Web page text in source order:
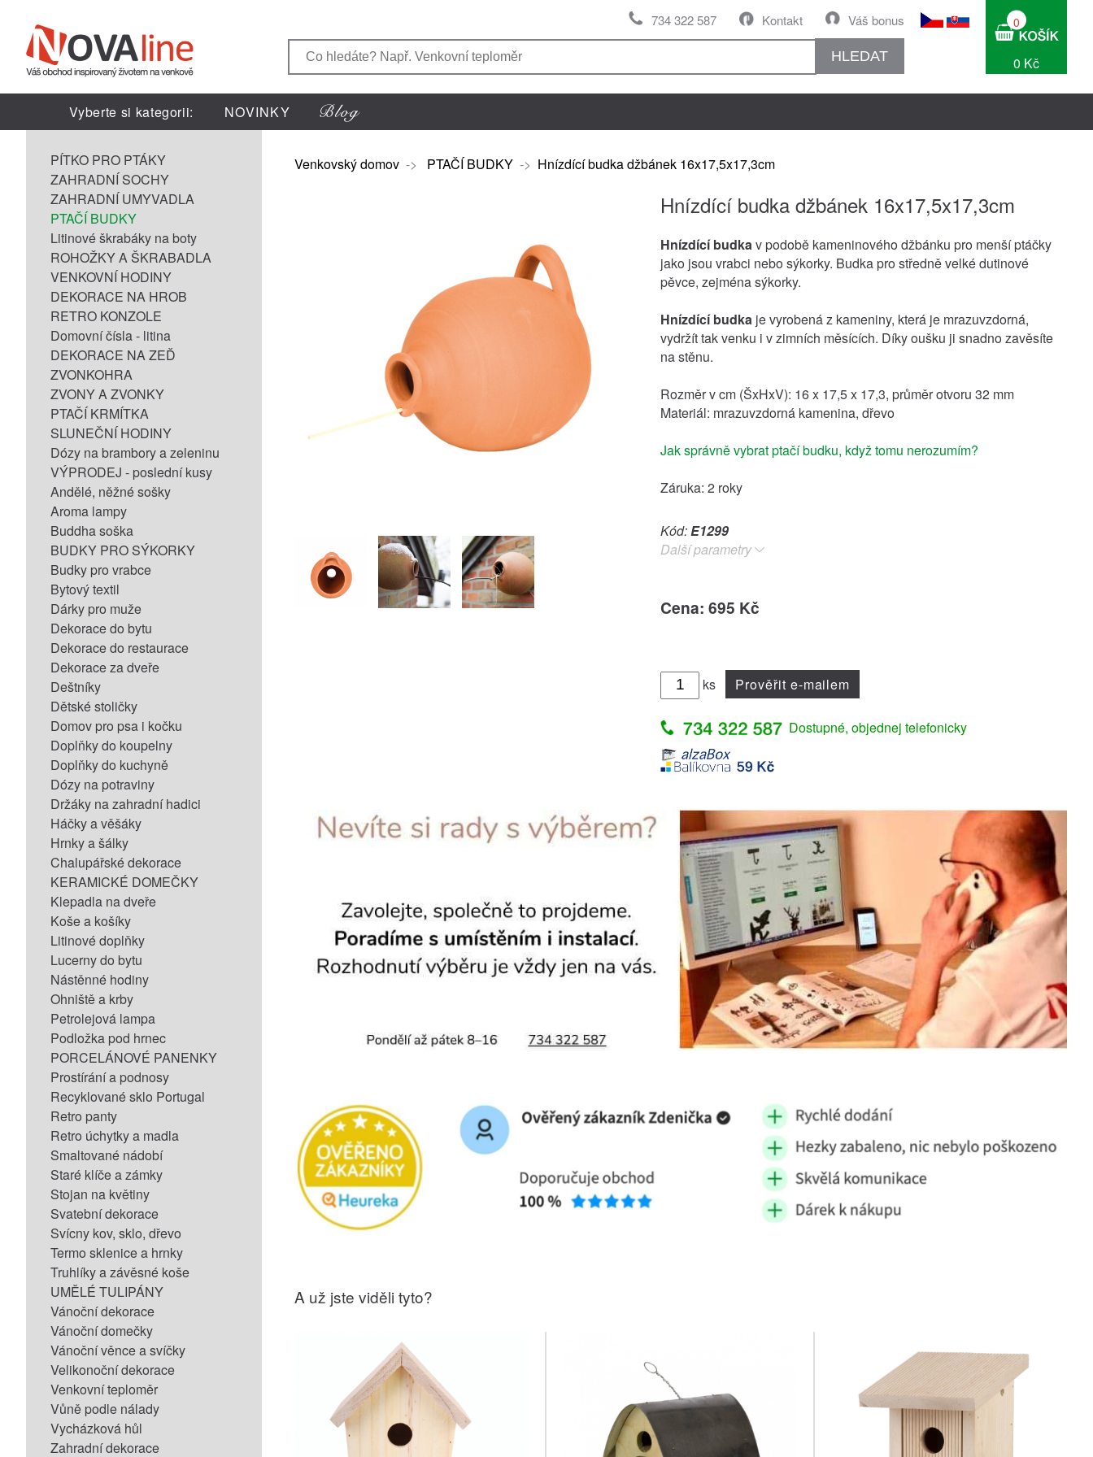
Váš bonus
Kontakt
734 322 587
HLEDAT
0
0 Kč
Vyberte si kategorii: NOVINKY
PÍTKO PRO PTÁKY
ZAHRADNÍ SOCHY
ZAHRADNÍ UMYVADLA
PTAČÍ BUDKY
Litinové škrabáky na boty
ROHOŽKY A ŠKRABADLA
VENKOVNÍ HODINY
DEKORACE NA HROB
RETRO KONZOLE
Domovní čísla - litina
DEKORACE NA ZEĎ
ZVONKOHRA
ZVONY A ZVONKY
PTAČÍ KRMÍTKA
SLUNEČNÍ HODINY
Dózy na brambory a zeleninu
VÝPRODEJ - poslední kusy
Andělé, něžné sošky
Aroma lampy
Buddha soška
BUDKY PRO SÝKORKY
Budky pro vrabce
Bytový textil
Dárky pro muže
Dekorace do bytu
Dekorace do restaurace
Dekorace za dveře
Deštníky
Dětské stoličky
Domov pro psa i kočku
Doplňky do koupelny
Doplňky do kuchyně
Dózy na potraviny
Držáky na zahradní hadici
Háčky a věšáky
Hrnky a šálky
Chalupářské dekorace
KERAMICKÉ DOMEČKY
Klepadla na dveře
Koše a košíky
Litinové doplňky
Lucerny do bytu
Nástěnné hodiny
Ohniště a krby
Petrolejová lampa
Podložka pod hrnec
PORCELÁNOVÉ PANENKY
Prostírání a podnosy
Recyklované sklo Portugal
Retro panty
Retro úchytky a madla
Smaltované nádobí
Staré klíče a zámky
Stojan na květiny
Svatební dekorace
Svícny kov, sklo, dřevo
Termo sklenice a hrnky
Truhlíky a závěsné koše
UMĚLÉ TULIPÁNY
Vánoční dekorace
Vánoční domečky
Vánoční věnce a svíčky
Velikonoční dekorace
Venkovní teploměr
Vůně podle nálady
Vycházková hůl
Zahradní dekorace
Venkovský domov -> PTAČÍ BUDKY -> Hnízdící budka džbánek 16x17,5x17,3cm
Hnízdící budka džbánek 16x17,5x17,3cm
Hnízdící budkav podobě kameninového džbánku pro menší ptáčky
jako jsou vrabci nebo sýkorky. Budka pro středně velké dutinové
pěvce, zejména sýkorky.
Hnízdící budka je vyrobená z kameniny, která je mrazuvzdorná,
vydržít tak venku i v zimních měsících. Díky oušku ji snadno zavěsíte
na stěnu.
Rozměr v cm (ŠxHxV): 16 x 17,5 x 17,3, průměr otvoru 32 mm
Materiál: mrazuvzdorná kamenina, dřevo
Jak správně vybrat ptačí budku, když tomu nerozumím?
Záruka: 2 roky
Kód:E1299
Další parametry
Cena: 695 Kč
ks Prověřit e-mailem
Dostupné, objednej telefonicky
A už jste viděli tyto?